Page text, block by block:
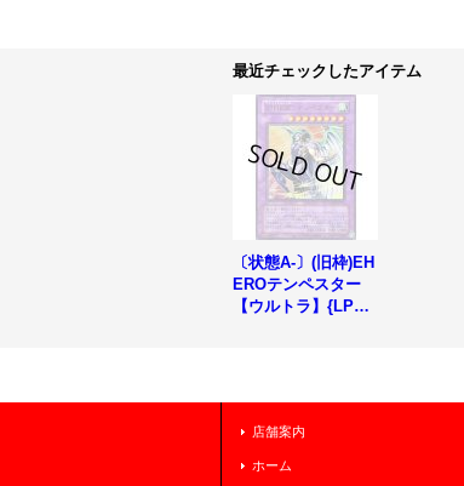
最近チェックしたアイテム
〔状態A-〕(旧枠)EH
EROテンペスター
【ウルトラ】{LPG1
店舗案内
ホーム